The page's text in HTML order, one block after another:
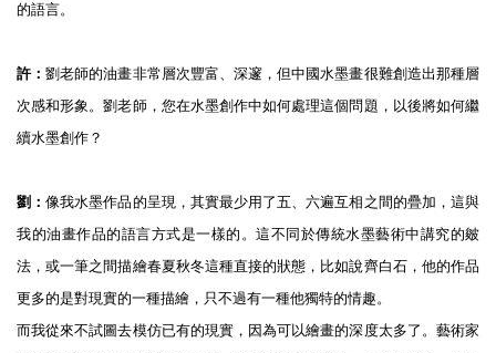
的語言。
許：劉老師的油畫非常層次豐富、深邃，但中國水墨畫很難創造出那種層
次感和形象。劉老師，您在水墨創作中如何處理這個問題，以後將如何繼
續水墨創作？
劉：像我水墨作品的呈現，其實最少用了五、六遍互相之間的疊加，這與
我的油畫作品的語言方式是一樣的。這不同於傳統水墨藝術中講究的皴
法，或一筆之間描繪春夏秋冬這種直接的狀態，比如說齊白石，他的作品
更多的是對現實的一種描繪，只不過有一種他獨特的情趣。
而我從來不試圖去模仿已有的現實，因為可以繪畫的深度太多了。藝術家